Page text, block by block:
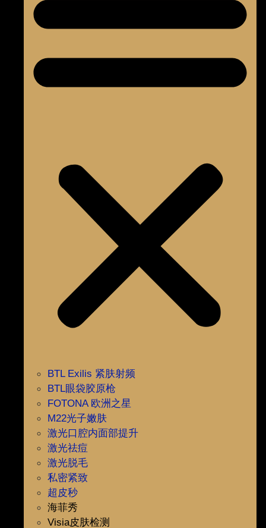
BTL Exilis 紧肤射频
BTL眼袋胶原枪
FOTONA 欧洲之星
M22光子嫩肤
激光口腔内面部提升
激光祛痘
激光脱毛
私密紧致
超皮秒
海菲秀
Visia皮肤检测